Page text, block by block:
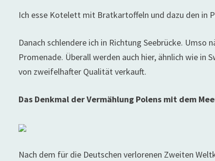
Ich esse Kotelett mit Bratkartoffeln und dazu den in
Danach schlendere ich in Richtung Seebrücke.
Promenade. Überall werden auch hier, ähnlich wie in
von zweifelhafter Qualität verkauft.
Das Denkmal der Vermählung Polens mit dem
Nach dem für die Deutschen verlorenen Zweiten